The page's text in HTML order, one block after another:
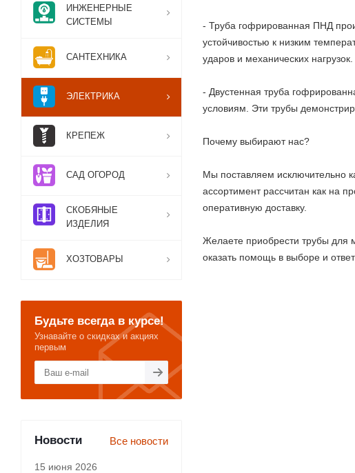
- Труба гофрированная ПНД
устойчивостью к низким
ударов и механических нагрузок.
- Двустенная труба
условиям. Эти трубы
Почему выбирают нас?
Мы поставляем исключительно
ассортимент рассчитан как на
оперативную доставку.
Желаете приобрести трубы для
оказать помощь в выборе и
ИНЖЕНЕРНЫЕ
СИСТЕМЫ
САНТЕХНИКА
ЭЛЕКТРИКА
КРЕПЕЖ
САД ОГОРОД
СКОБЯНЫЕ
ИЗДЕЛИЯ
ХОЗТОВАРЫ
Будьте всегда в курсе!
Узнавайте о скидках и акциях
первым
Новости Все новости
15 июня 2026